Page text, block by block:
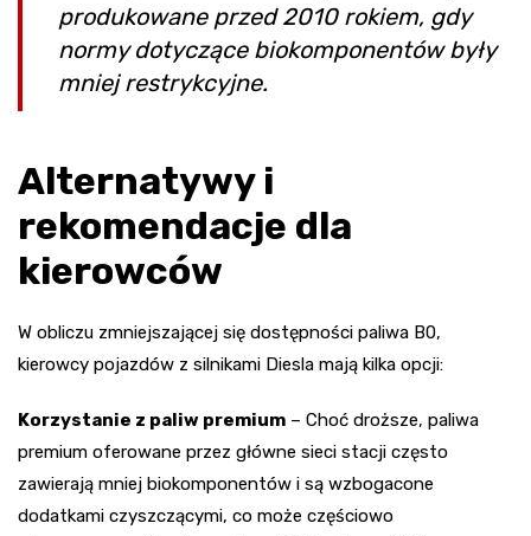
produkowane przed 2010 rokiem, gdy
normy dotyczące biokomponentów były
mniej restrykcyjne.
Alternatywy i
rekomendacje dla
kierowców
W obliczu zmniejszającej się dostępności paliwa B0,
kierowcy pojazdów z silnikami Diesla mają kilka opcji:
Korzystanie z paliw premium – Choć droższe, paliwa
premium oferowane przez główne sieci stacji często
zawierają mniej biokomponentów i są wzbogacone
dodatkami czyszczącymi, co może częściowo